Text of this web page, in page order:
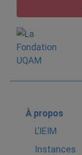
À propos
L’IEIM
Instances